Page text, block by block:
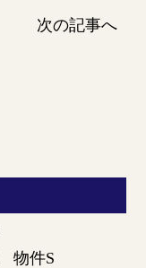
次の記事へ
物件S